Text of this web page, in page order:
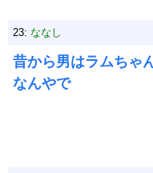
23: ななし
昔から男はラムちゃ
なんやで